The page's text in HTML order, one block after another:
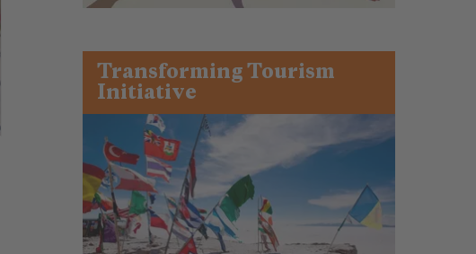
Transforming Tourism
Initiative